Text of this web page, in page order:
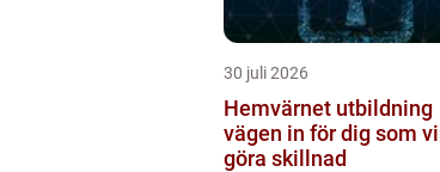
30 juli 2026
Hemvärnet utbildning
vägen in för dig som vill
göra skillnad